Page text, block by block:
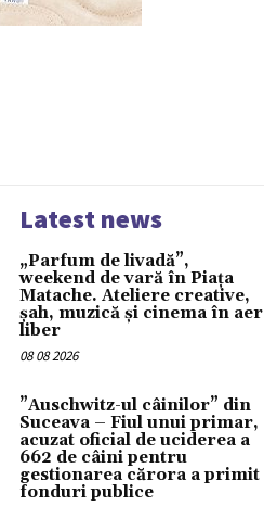
Latest news
„Parfum de livadă”,
weekend de vară în Piața
Matache. Ateliere creative,
șah, muzică și cinema în aer
liber
08 08 2026
”Auschwitz-ul câinilor” din
Suceava – Fiul unui primar,
acuzat oficial de uciderea a
662 de câini pentru
gestionarea cărora a primit
fonduri publice